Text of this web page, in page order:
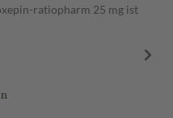
ratiopharm 25 mg ist